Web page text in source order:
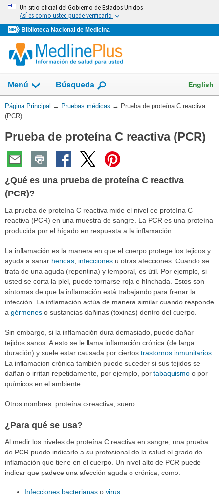
Omita
vaya
al
Contenido
Un sitio oficial del Gobierno de Estados Unidos
Así es como usted puede verificarlo
Biblioteca Nacional de Medicina
Menú
Mostrar
campo
de
Búsqueda English
Usted
está
Página Principal → Pruebas médicas → Prueba de proteína C reactiva
(PCR)
Prueba de proteína C reactiva (PCR)
¿Qué es una prueba de proteína C reactiva
(PCR)?
La prueba de proteína C reactiva mide el nivel de proteína C
reactiva (PCR) en una muestra de sangre. La PCR es una proteína
producida por el hígado en respuesta a la inflamación.
La inflamación es la manera en que el cuerpo protege los tejidos y
ayuda a sanar heridas infecciones u otras afecciones. Cuando se
trata de una aguda (repentina) y temporal, es útil. Por ejemplo, si
usted se corta la piel, puede tornarse roja e hinchada. Estos son
síntomas de que la inflamación está trabajando para frenar la
infección. La inflamación actúa de manera similar cuando responde
a gérmenes o sustancias dañinas (toxinas) dentro del cuerpo.
Sin embargo, si la inflamación dura demasiado, puede dañar
tejidos sanos. A esto se le llama inflamación crónica (de larga
duración) y suele estar causada por ciertos trastornos inmunitarios
La inflamación crónica también puede suceder si sus tejidos se
dañan o irritan repetidamente, por ejemplo, por tabaquismo o por
químicos en el ambiente.
Otros nombres: proteína c-reactiva, suero
¿Para qué se usa?
Al medir los niveles de proteína C reactiva en sangre, una prueba
de PCR puede indicarle a su profesional de la salud el grado de
inflamación que tiene en el cuerpo. Un nivel alto de PCR puede
indicar que padece una afección aguda o crónica, como:
Infecciones bacterianaso virus